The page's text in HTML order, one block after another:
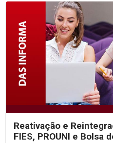
Reativação e
FIES, PROUNI e Bolsa